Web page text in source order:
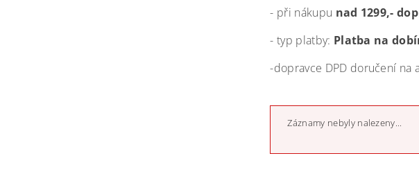
- při nákupu nad 1299,-
- typ platby: Platba na
-dopravce DPD doručení na
Záznamy nebyly nalezeny...